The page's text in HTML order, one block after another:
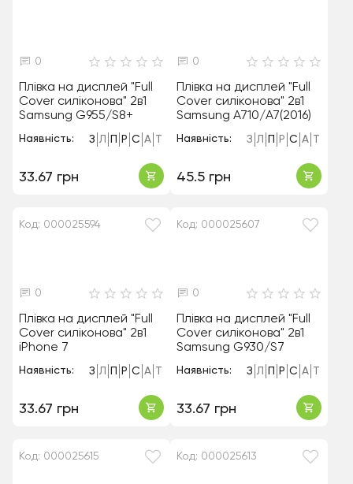
0
Плівка на дисплей "Full
Cover силіконова" 2в1
Samsung G955/S8+
Наявність: З Л П Р С А
33.67 грн
0
Плівка на дисплей "Full
Cover силіконова" 2в1
Samsung A710/A7(2016)
Наявність: З Л П Р С А
45.5 грн
Код: 000025594
0
Плівка на дисплей "Full
Cover силіконова" 2в1
iPhone 7
Наявність: З Л П Р С А
33.67 грн
Код: 000025607
0
Плівка на дисплей "Full
Cover силіконова" 2в1
Samsung G930/S7
Наявність: З Л П Р С А
33.67 грн
Код: 000025615 Код: 000025613